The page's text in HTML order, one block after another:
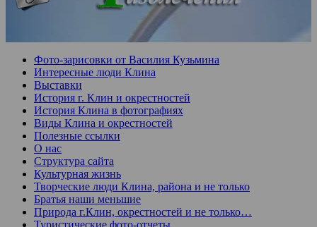
Фото-зарисовки от Василия Кузьмина
Интересные люди Клина
Выставки
История г. Клин и окрестностей
История Клина в фотографиях
Виды Клина и окрестностей
Полезные ссылки
О нас
Структура сайта
Культурная жизнь
Творческие люди Клина, района и не только
Братья наши меньшие
Природа г.Клин, окрестностей и не только…
Туристические фото-отчеты